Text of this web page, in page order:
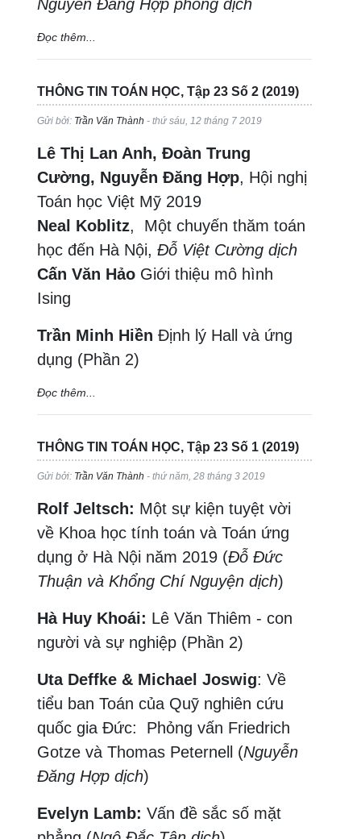
Nguyễn Đăng Hợp phỏng dịch
Đọc thêm...
THÔNG TIN TOÁN HỌC, Tập 23 Số 2 (2019)
Gửi bởi: Trần Văn Thành - thứ sáu, 12 tháng 7 2019
Lê Thị Lan Anh, Đoàn Trung
Cường, Nguyễn Đăng Hợp, Hội nghị
Toán học Việt Mỹ 2019
Neal Koblitz, Một chuyến thăm toán
học đến Hà Nội,Đỗ Việt Cường dịch
Cấn Văn Hảo Giới thiệu mô hình
Ising
Trần Minh Hiền Định lý Hall và ứng
dụng (Phần 2)
Đọc thêm...
THÔNG TIN TOÁN HỌC, Tập 23 Số 1 (2019)
Gửi bởi: Trần Văn Thành - thứ năm, 28 tháng 3 2019
Rolf Jeltsch: Một sự kiện tuyệt vời
về Khoa học tính toán và Toán ứng
dụng ở Hà Nội năm 2019 (Đỗ Đức
Thuận và Khổng Chí Nguyện dịch)
Hà Huy Khoái: Lê Văn Thiêm - con
người và sự nghiệp (Phần 2)
Uta Deffke & Michael Joswig: Về
tiểu ban Toán của Quỹ nghiên cứu
quốc gia Đức: Phỏng vấn Friedrich
Gotze và Thomas Peternell (Nguyễn
Đăng Hợp dịch)
Evelyn Lamb:Vấn đề sắc số mặt